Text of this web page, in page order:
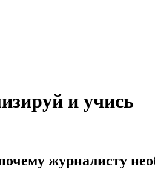
и учись
журналисту